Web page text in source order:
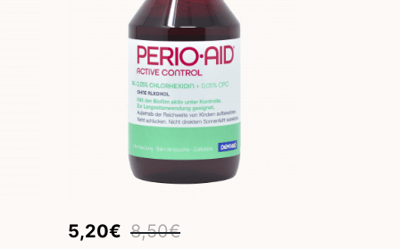
8,50€
Original
5,20€
Current